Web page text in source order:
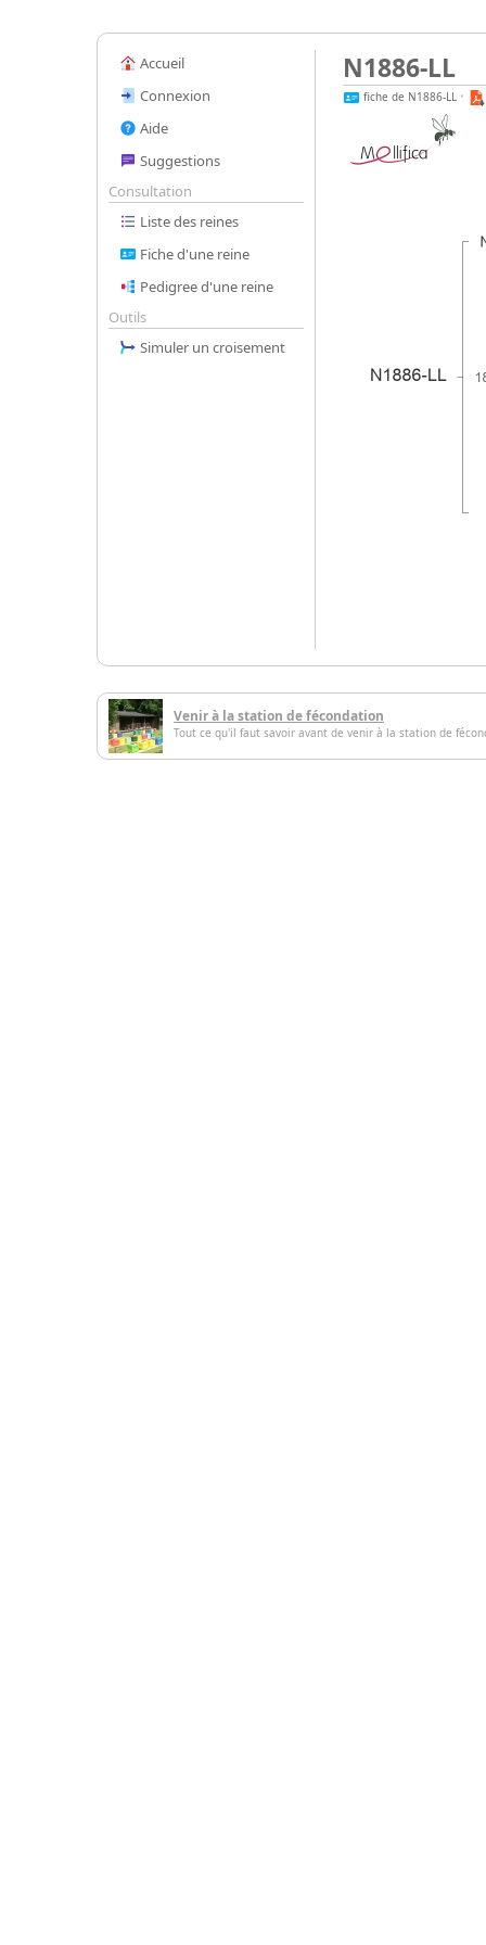
Accueil
Connexion
Aide
Suggestions
Consultation
Liste des reines
Fiche d'une reine
Pedigree d'une reine
Outils
Simuler un croisement
N1886-LL
fiche de N1886-LL •
Venir à la station de fécondation
Tout ce qu'il faut savoir avant de venir à la station de